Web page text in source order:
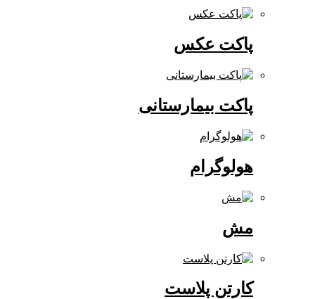
پاکت عکس
پاکت بیمارستانی
هولوگرام
کارتن پلاست